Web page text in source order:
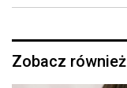
Zobacz również